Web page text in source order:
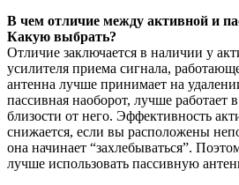
В чем отличие между активной и
Какую выбрать?
Отличие заключается в наличии у
усилителя приема сигнала,
антенна лучше принимает на
пассивная наоборот, лучше работает
близости от него. Эффективность
снижается, если вы расположены
она начинает “захлебываться”.
лучше использовать пассивную